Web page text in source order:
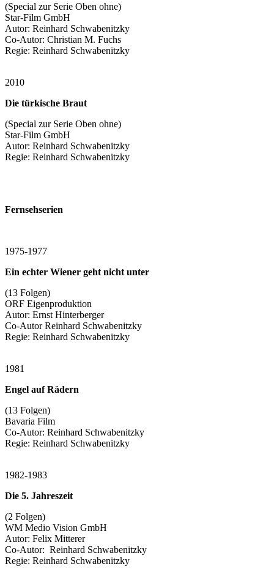
(Special zur Serie Oben ohne)
Star-Film GmbH
Autor: Reinhard Schwabenitzky
Co-Autor: Christian M. Fuchs
Regie: Reinhard Schwabenitzky
2010
Die türkische Braut
(Special zur Serie Oben ohne)
Star-Film GmbH
Autor: Reinhard Schwabenitzky
Regie: Reinhard Schwabenitzky
Fernsehserien
1975-1977
Ein echter Wiener geht nicht unter
(13 Folgen)
ORF Eigenproduktion
Autor: Ernst Hinterberger
Co-Autor Reinhard Schwabenitzky
Regie: Reinhard Schwabenitzky
1981
Engel auf Rädern
(13 Folgen)
Bavaria Film
Co-Autor: Reinhard Schwabenitzky
Regie: Reinhard Schwabenitzky
1982-1983
Die 5. Jahreszeit
(2 Folgen)
WM Medio Vision GmbH
Autor: Felix Mitterer
Co-Autor: Reinhard Schwabenitzky
Regie: Reinhard Schwabenitzky